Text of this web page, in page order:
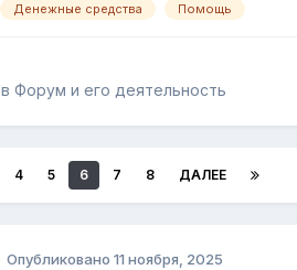
Денежные средства Помощь
в Форум и его деятельность
4 5 6 7 8 ДАЛЕЕ
Опубликовано 11 ноября, 2025